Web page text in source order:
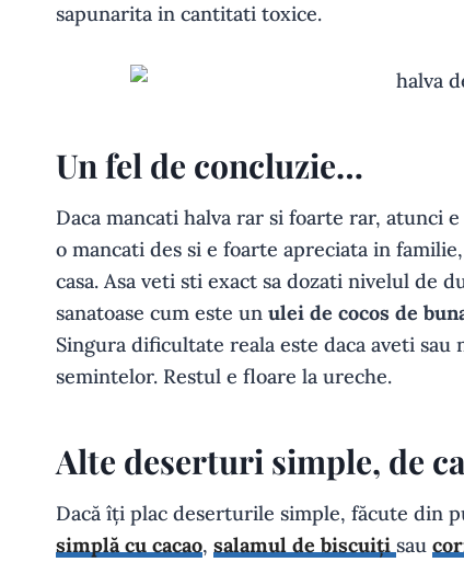
sapunarita in cantitati toxice.
Un fel de concluzie…
Daca mancati halva rar si foarte rar, atunci
o mancati des si e foarte apreciata in
casa. Asa veti sti exact sa dozati nivelul de
sanatoase cum este un ulei de cocos de
Singura dificultate reala este daca aveti sau
semintelor. Restul e floare la ureche.
Alte deserturi simple, de
Dacă îți plac deserturile simple, făcute din
simplă cu cacao, salamul de biscuiți sau